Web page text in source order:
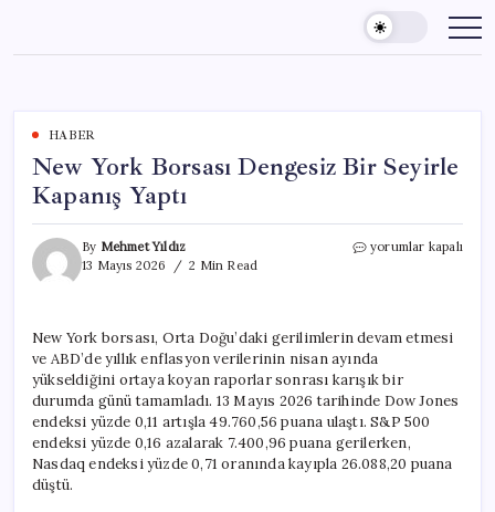
content
HABER
New York Borsası Dengesiz Bir Seyirle
Kapanış Yaptı
By Mehmet Yıldız
13 Mayıs 2026
2 Min Read
New
Seyirle
Kapanış
Yaptı
için
yorumlar kapalı
New York borsası, Orta Doğu’daki gerilimlerin devam etmesi
ve ABD’de yıllık enflasyon verilerinin nisan ayında
yükseldiğini ortaya koyan raporlar sonrası karışık bir
durumda günü tamamladı. 13 Mayıs 2026 tarihinde Dow Jones
endeksi yüzde 0,11 artışla 49.760,56 puana ulaştı. S&P 500
endeksi yüzde 0,16 azalarak 7.400,96 puana gerilerken,
Nasdaq endeksi yüzde 0,71 oranında kayıpla 26.088,20 puana
düştü.